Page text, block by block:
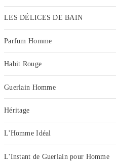
LES DÉLICES DE BAIN
Parfum Homme
Habit Rouge
Guerlain Homme
Héritage
L'Homme Idéal
L'Instant de Guerlain pour Homme